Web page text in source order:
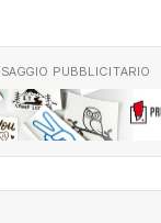
PUBBLICITARIO